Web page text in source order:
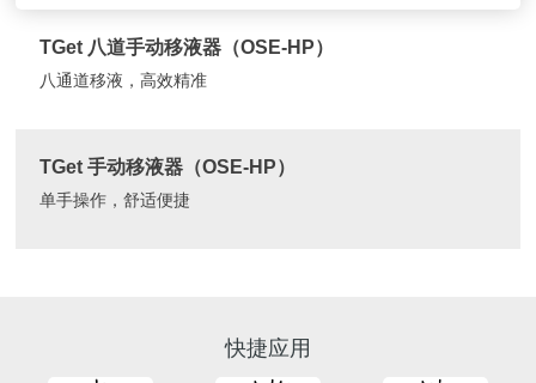
TGet 八道手动移液器（OSE-HP）
八通道移液，高效精准
TGet 手动移液器（OSE-HP）
单手操作，舒适便捷
快捷应用